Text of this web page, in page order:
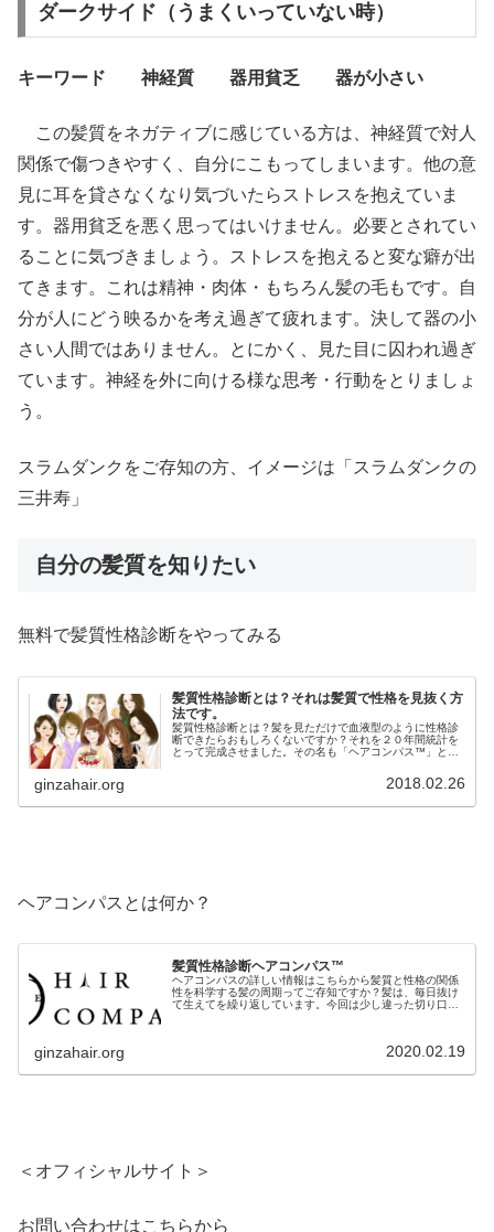
ダークサイド（うまくいっていない時）
キーワード 神経質 器用貧乏 器が小さい
この髪質をネガティブに感じている方は、神経質で対人
関係で傷つきやすく、自分にこもってしまいます。他の意
見に耳を貸さなくなり気づいたらストレスを抱えていま
す。器用貧乏を悪く思ってはいけません。必要とされてい
ることに気づきましょう。ストレスを抱えると変な癖が出
てきます。これは精神・肉体・もちろん髪の毛もです。自
分が人にどう映るかを考え過ぎて疲れます。決して器の小
さい人間ではありません。とにかく、見た目に囚われ過ぎ
ています。神経を外に向ける様な思考・行動をとりましょ
う。
スラムダンクをご存知の方、イメージは「スラムダンクの
三井寿」
自分の髪質を知りたい
無料で髪質性格診断をやってみる
髪質性格診断とは？それは髪質で性格を見抜く方
法です。
髪質性格診断とは？髪を見ただけで血液型のように性格診
断できたらおもしろくないですか？それを２０年間統計を
とって完成させました。その名も「ヘアコンパス™️」と名
ginzahair.org 2018.02.26
ヘアコンパスとは何か？
髪質性格診断ヘアコンパス™︎
ヘアコンパスの詳しい情報はこちらから髪質と性格の関係
性を科学する髪の周期ってご存知ですか？髪は、毎日抜け
て生えてを繰り返しています。今回は少し違った切り口で
ginzahair.org 2020.02.19
＜オフィシャルサイト＞
お問い合わせはこちらから